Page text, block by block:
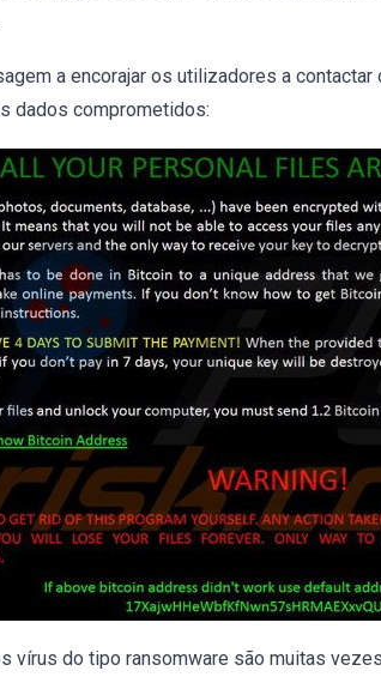
a encorajar os utilizadores a
dados comprometidos:
vírus do tipo ransomware são muitas